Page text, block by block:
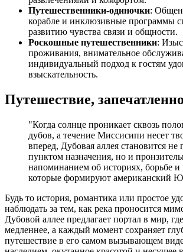
Путешественники-одиночки:
корабле и инклюзивные программы
развитию чувства связи и общности.
Роскошные путешественники:
проживания, внимательное
индивидуальный подход к гостям
взыскательность.
Путешествие,
"Когда солнце проникает сквозь
дубов, а течение Миссисипи несет
вперед, Дубовая аллея становится не
пунктом назначения, но и
напоминанием об историях, борьбе и
которые формируют американский
Будь то история, романтика или простое
наблюдать за тем, как река проносится
Дубовой аллее предлагает портал в мир,
медленнее, а каждый момент сохраняет
путешествие в его самом вызывающем